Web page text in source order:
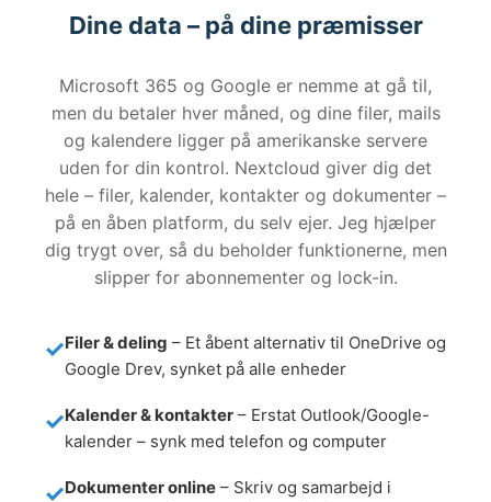
Dine data – på dine præmisser
Microsoft 365 og Google er nemme at gå til,
men du betaler hver måned, og dine filer, mails
og kalendere ligger på amerikanske servere
uden for din kontrol. Nextcloud giver dig det
hele – filer, kalender, kontakter og dokumenter –
på en åben platform, du selv ejer. Jeg hjælper
dig trygt over, så du beholder funktionerne, men
slipper for abonnementer og lock-in.
Filer & deling – Et åbent alternativ til OneDrive og
Google Drev, synket på alle enheder
Kalender & kontakter – Erstat Outlook/Google-
kalender – synk med telefon og computer
Dokumenter online – Skriv og samarbejd i